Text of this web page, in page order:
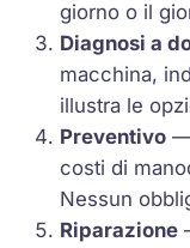
giorno o il
Diagnosi a
macchina,
illustra le
Preventivo —
costi di
Nessun
Riparazione